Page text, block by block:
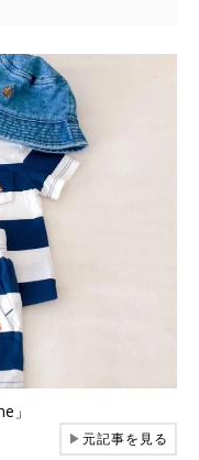
」
▶元記事を見る